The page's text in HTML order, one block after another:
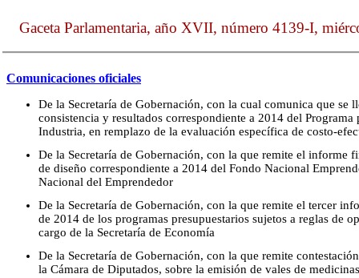
Gaceta Parlamentaria, año XVII, número 4139-I,
Comunicaciones oficiales
De la Secretaría de Gobernación, con la cual comunica que se
consistencia y resultados correspondiente a 2014 del
Industria, en remplazo de la evaluación específica de costo-
De la Secretaría de Gobernación, con la que remite el informe
de diseño correspondiente a 2014 del Fondo Nacional
Nacional del Emprendedor
De la Secretaría de Gobernación, con la que remite el tercer
de 2014 de los programas presupuestarios sujetos a reglas de
cargo de la Secretaría de Economía
De la Secretaría de Gobernación, con la que remite
la Cámara de Diputados, sobre la emisión de vales de medicinas